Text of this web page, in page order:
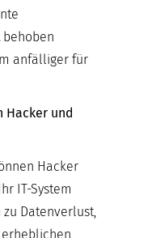
anfälliger für
und
Hacker
IT-System
zu Datenverlust,